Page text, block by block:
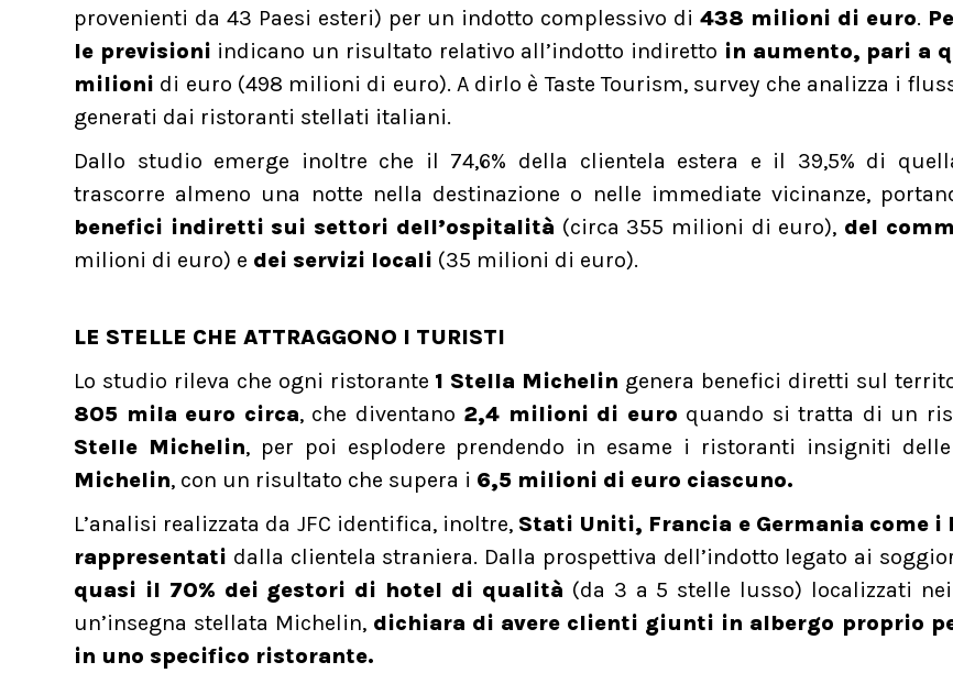
provenienti da 43 Paesi esteri) per un indotto complessivo di438 milioni di euro.
le previsioni indicano un risultato relativo all’indotto indiretto in aumento, pari a
milioni di euro (498 milioni di euro). A dirlo è Taste Tourism, survey che analizza i
generati dai ristoranti stellati italiani.
Dallo studio emerge inoltre che il 74,6% della clientela estera e il 39,5% di
trascorre almeno una notte nella destinazione o nelle immediate vicinanze,
benefici indiretti sui settori dell’ospitalità (circa 355 milioni di euro), del
milioni di euro) e dei servizi locali (35 milioni di euro).
LE STELLE CHE ATTRAGGONO I TURISTI
Lo studio rileva che ogni ristorante 1 Stella Michelin genera benefici diretti sul
805 mila euro circa, che diventano 2,4 milioni di euro quando si tratta di un
Stelle Michelin, per poi esplodere prendendo in esame i ristoranti insigniti delle
Michelin, con un risultato che supera i 6,5 milioni di euro ciascuno.
L’analisi realizzata da JFC identifica, inoltre, Stati Uniti, Francia e Germania come i
rappresentati dalla clientela straniera. Dalla prospettiva dell’indotto legato ai
quasi il 70% dei gestori di hotel di qualità (da 3 a 5 stelle lusso) localizzati
un’insegna stellata Michelin, dichiara di avere clienti giunti in albergo proprio
in uno specifico ristorante.